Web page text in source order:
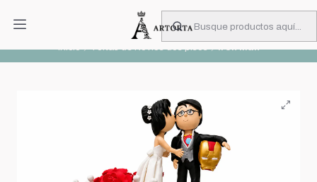
PIDA CON MUCHA ANTICIPACIÓN
Inicio Tortas de Novios dos pisos Iron Man